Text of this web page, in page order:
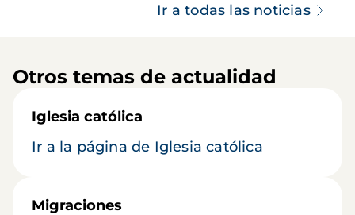
Ir a todas las noticias
Otros temas de actualidad
Iglesia católica
Ir a la página de Iglesia católica
Migraciones